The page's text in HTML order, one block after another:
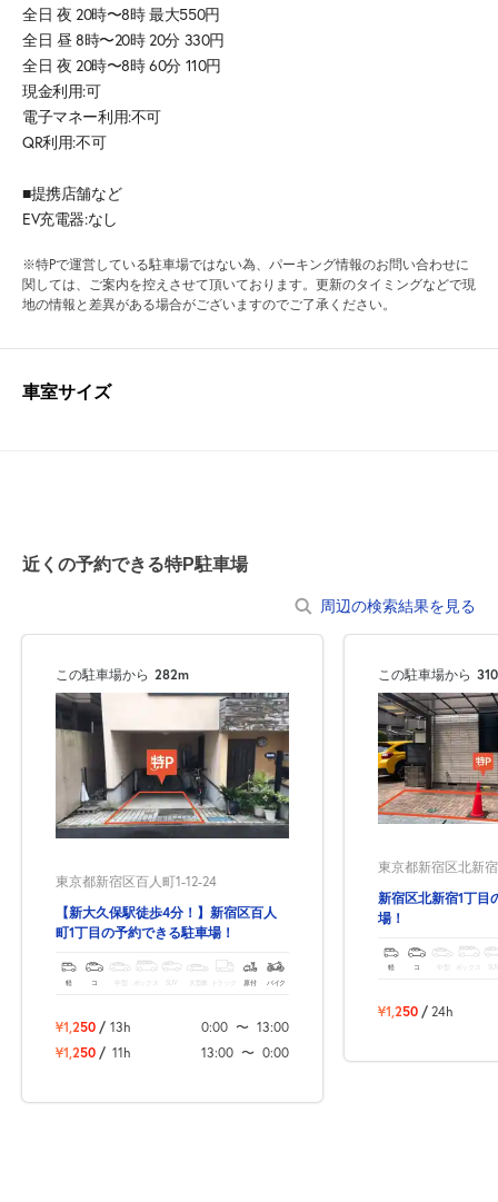
全日 夜 20時〜8時 最大550円
全日 昼 8時〜20時 20分 330円
全日 夜 20時〜8時 60分 110円
現金利用:可
電子マネー利用:不可
QR利用:不可
■提携店舗など
EV充電器:なし
※特Pで運営している駐車場ではない為、パーキング情報のお問い合わせに
関しては、ご案内を控えさせて頂いております。更新のタイミングなどで現
地の情報と差異がある場合がございますのでご了承ください。
車室サイズ
近くの予約できる特P駐車場
周辺の検索結果を見る
この駐車場から 282m
東京都新宿区百人町1-12-24
【新大久保駅徒歩4分！】新宿区百人
町1丁目の予約できる駐車場！
軽 コ 中型 ボックス SUV 大型車 トラック 原付 バイク
¥1,250 / 13h 0:00 〜 13:00
¥1,250 / 11h 13:00 〜 0:00
この駐車場から
東京都新宿区北新
新宿区北新宿1丁目
場！
軽 コ ボックス
¥1,250 / 24h